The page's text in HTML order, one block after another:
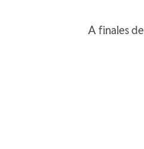
A finales